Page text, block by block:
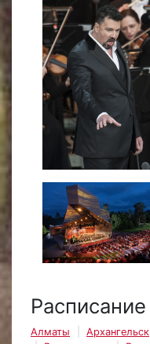
Расписание
Алматы Архангельск